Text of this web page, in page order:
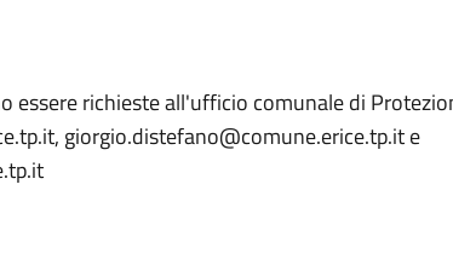
essere richieste all'ufficio comunale di
giorgio.distefano@comune.erice.tp.it e